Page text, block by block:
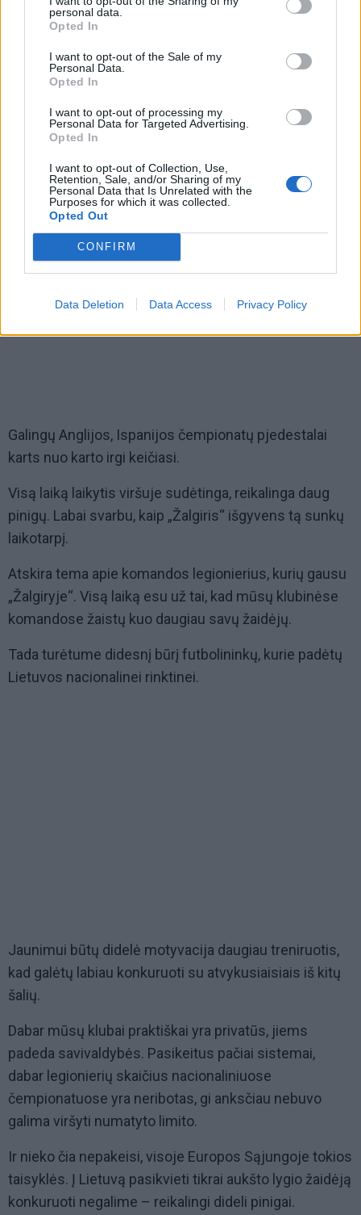
personal data.
Opted In
I want to opt-out of the Sale of my
Personal Data.
Opted In
I want to opt-out of processing my
Personal Data for Targeted Advertising.
Opted In
I want to opt-out of Collection, Use,
Retention, Sale, and/or Sharing of my
Personal Data that Is Unrelated with the
Purposes for which it was collected.
Opted Out
CONFIRM
Data Deletion Data Access Privacy Policy
Reikėtų prisiminti pasakymą, kad nėra amžinų
čempionų, nes sporto pasaulyje kaita yra didelė.
Kauno „Žalgirio“ vyrų krepšinio komanda irgi buvo
pradusi lyderės pozicijas, nuo pjedestalo juos buvo
nustūmę vilniečiai.
Galingų Anglijos, Ispanijos čempionatų pjedestalai
karts nuo karto irgi keičiasi.
Visą laiką laikytis viršuje sudėtinga, reikalinga daug
pinigų. Labai svarbu, kaip „Žalgiris“ išgyvens tą sunkų
laikotarpį.
Atskira tema apie komandos legionierius, kurių gausu
„Žalgiryje“. Visą laiką esu už tai, kad mūsų klubinėse
komandose žaistų kuo daugiau savų žaidėjų.
Tada turėtume didesnį būrį futbolininkų, kurie padėtų
Lietuvos nacionalinei rinktinei.
Jaunimui būtų didelė motyvacija daugiau treniruotis,
kad galėtų labiau konkuruoti su atvykusiaisiais iš kitų
šalių.
Dabar mūsų klubai praktiškai yra privatūs, jiems
padeda savivaldybės. Pasikeitus pačiai sistemai,
dabar legionierių skaičius nacionaliniuose
čempionatuose yra neribotas, gi anksčiau nebuvo
galima viršyti numatyto limito.
Ir nieko čia nepakeisi, visoje Europos Sąjungoje tokios
taisyklės. Į Lietuvą pasikvieti tikrai aukšto lygio žaidėją
konkuruoti negalime – reikalingi dideli pinigai.